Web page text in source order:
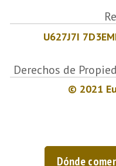
U627J7I
Derechos de
© 2021
Dónde comer